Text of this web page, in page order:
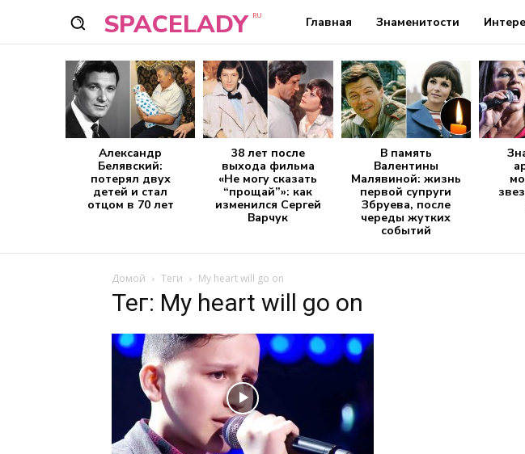
SPACELADY RU Главная Знаменитости
Александр
Белявский:
потерял двух
детей и стал
отцом в 70 лет
38 лет после
выхода фильма
«Не могу сказать
“прощай”»: как
изменился Сергей
Варчук
В память
Валентины
Малявиной: жизнь
первой супруги
Збруева, после
череды жутких
событий
Домой Теги My heart will go on
Тег: My heart will go on